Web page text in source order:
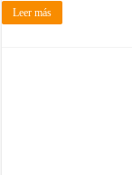
Leer más